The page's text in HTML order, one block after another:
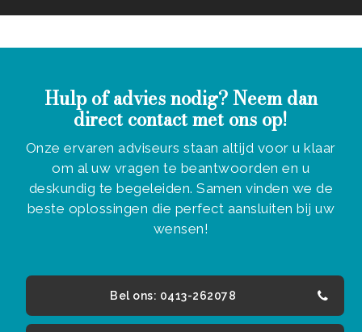
Hulp of advies nodig? Neem dan
direct contact met ons op!
Onze ervaren adviseurs staan altijd voor u klaar
om al uw vragen te beantwoorden en u
deskundig te begeleiden. Samen vinden we de
beste oplossingen die perfect aansluiten bij uw
wensen!
Bel ons: 0413-262078